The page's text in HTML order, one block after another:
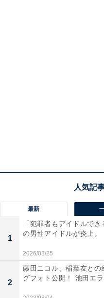
最新
1
「犯罪者もアイドルで
の男性アイドルが炎上
2026/03/25
2
藤田ニコル、稲葉友との
グフォト公開！ 池田エ